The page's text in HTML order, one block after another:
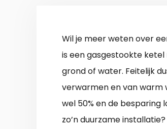
Wil je meer weten over
is een gasgestookte
grond of water. Feitelijk
verwarmen en van warm
wel 50% en de besparing
zo’n duurzame